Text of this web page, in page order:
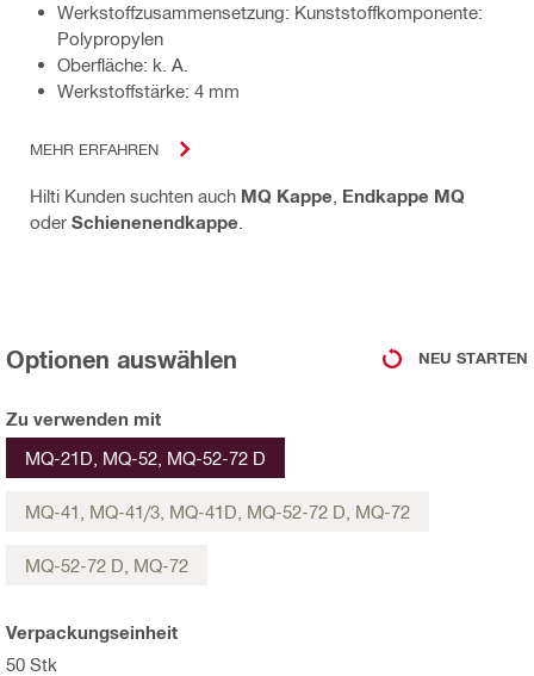
Werkstoffzusammensetzung: Kunststoffkomponente:
Polypropylen
Oberfläche: k. A.
Werkstoffstärke: 4 mm
MEHR ERFAHREN
Hilti Kunden suchten auch MQ Kappe Endkappe MQ
oder Schienenendkappe
Optionen auswählen NEU STARTEN
Zu verwenden mit
MQ-21D, MQ-52, MQ-52-72 D
MQ-41, MQ-41/3, MQ-41D, MQ-52-72 D, MQ-72
MQ-52-72 D, MQ-72
Verpackungseinheit
50 Stk